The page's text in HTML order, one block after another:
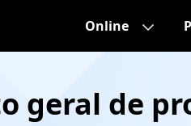
Online
geral de